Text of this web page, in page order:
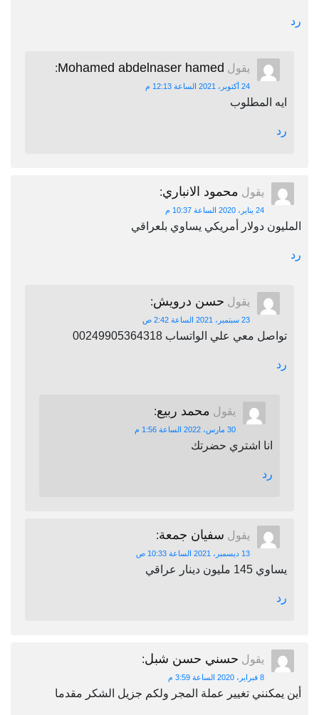
رد
يقول Mohamed abdelnaser hamed
:
24 أكتوبر، 2021 الساعة 12:13 م
ايه المطلوب
رد
يقول محمود الانباري:
24 يناير، 2020 الساعة 10:37 م
المليون دولار أمريكي يساوي بلعراقي
رد
يقول حسن درويش:
23 سبتمبر، 2021 الساعة 2:42 ص
تواصل معي علي الواتساب 00249905364318
رد
يقول محمد ربيع:
30 مارس، 2022 الساعة 1:56 م
انا اشتري حضرتك
رد
يقول سفيان جمعة:
13 ديسمبر، 2021 الساعة 10:33 ص
يساوي 145 مليون دينار عراقي
رد
يقول حسني حسن شبل:
8 فبراير، 2020 الساعة 3:59 م
أين يمكنني تغيير عملة المجر ولكم جزيل الشكر مقدما